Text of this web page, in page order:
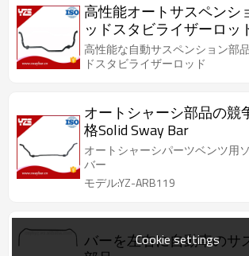
高性能オートサスペンシ
ッドスタビライザーロッ
高性能な自動サスペンション部
ドスタビライザーロッド
オートシャーシ部品の競
格Solid Sway Bar
オートシャーシパーツベンツ用
バー
モデル:YZ-ARB119
バーを左右に自動車のサ
Cookie settings